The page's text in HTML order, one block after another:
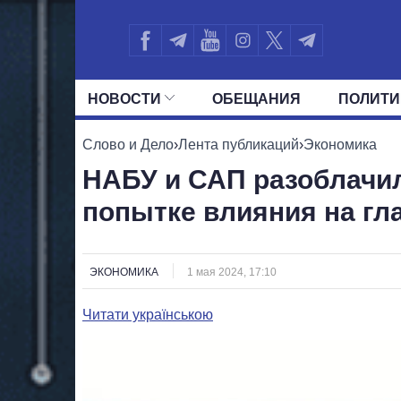
НОВОСТИ ОБЕЩАНИЯ
ВСЕ ПОЛИТИКИ ПРЕЗИДЕНТ И
Слово и Дело›Лента публикаций›Экономика
НАБУ и САП
попытке влияния на
ЭКОНОМИКА 1 мая 2024, 17:10
Читати українською